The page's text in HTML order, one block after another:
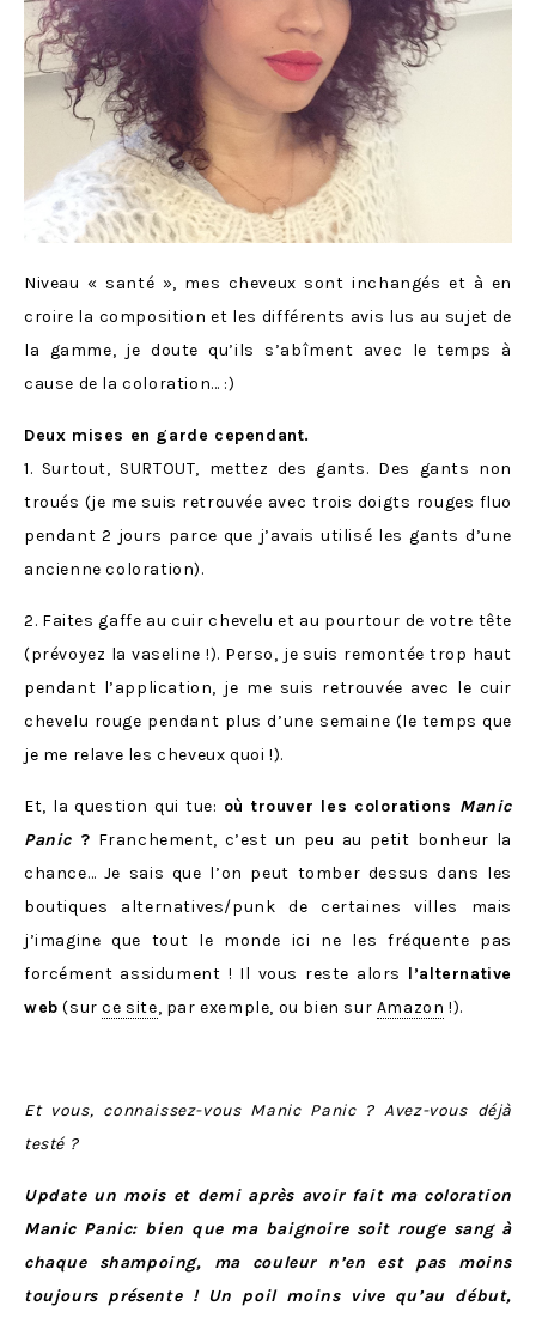
Niveau « santé », mes cheveux sont inchangés et à en
croire la composition et les différents avis lus au sujet de
la gamme, je doute qu’ils s’abîment avec le temps à
cause de la coloration… :)
Deux mises en garde cependant.
1. Surtout, SURTOUT, mettez des gants. Des gants non
troués (je me suis retrouvée avec trois doigts rouges fluo
pendant 2 jours parce que j’avais utilisé les gants d’une
ancienne coloration).
2. Faites gaffe au cuir chevelu et au pourtour de votre tête
(prévoyez la vaseline !). Perso, je suis remontée trop haut
pendant l’application, je me suis retrouvée avec le cuir
chevelu rouge pendant plus d’une semaine (le temps que
je me relave les cheveux quoi !).
Et, la question qui tue: où trouver les colorations Manic
Panic ? Franchement, c’est un peu au petit bonheur la
chance… Je sais que l’on peut tomber dessus dans les
boutiques alternatives/punk de certaines villes mais
j’imagine que tout le monde ici ne les fréquente pas
forcément assidument ! Il vous reste alors l’alternative
web (surce site, par exemple, ou bien sur Amazon !).
Et vous, connaissez-vous Manic Panic ? Avez-vous déjà
testé ?
Update un mois et demi après avoir fait ma coloration
Manic Panic: bien que ma baignoire soit rouge sang à
chaque shampoing, ma couleur n’en est pas moins
toujours présente ! Un poil moins vive qu’au début,